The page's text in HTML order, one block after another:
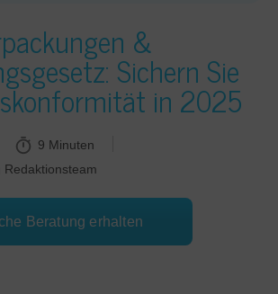
&
Sichern Sie
in 2025
9 Minuten
Redaktionsteam
Beratung erhalten